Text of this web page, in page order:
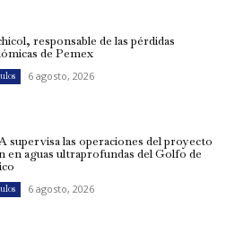
responsable de las pérdidas
de Pemex
6 agosto, 2026
supervisa las operaciones del proyecto
en aguas ultraprofundas del Golfo de
6 agosto, 2026